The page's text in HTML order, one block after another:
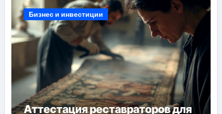
Бизнес и инвестиции
Аттестация реставраторов для